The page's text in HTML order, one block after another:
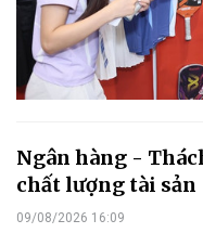
Ngân hàng -
chất lượng tài sản
09/08/2026 16:09